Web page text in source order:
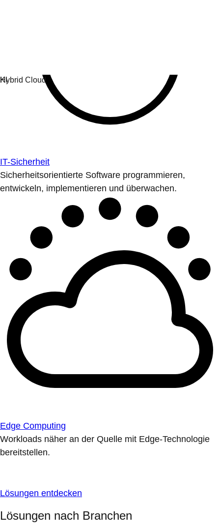
IT-Sicherheit
Sicherheitsorientierte Software programmieren,
entwickeln, implementieren und überwachen.
Edge Computing
Workloads näher an der Quelle mit Edge-Technologie
bereitstellen.
Lösungen entdecken
Lösungen nach Branchen